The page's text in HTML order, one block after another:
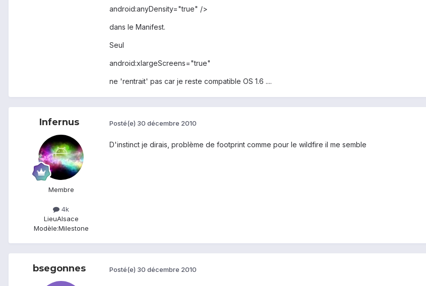
android:anyDensity="true" />
dans le Manifest.
Seul
android:xlargeScreens="true"
ne 'rentrait' pas car je reste compatible OS 1.6 ....
Infernus
Membre
4k
LieuAlsace
Modèle:Milestone
Posté(e) 30 décembre 2010
D'instinct je dirais, problème de footprint comme pour le wildfire il me semble
bsegonnes Posté(e) 30 décembre 2010